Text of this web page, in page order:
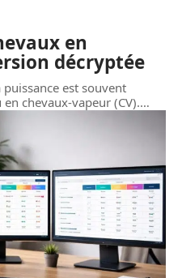
en
décryptée
est souvent
chevaux-vapeur (CV).…